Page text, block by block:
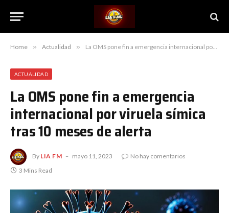
Home » Actualidad » La OMS pone fin a emergencia internacional por viruela símica tras 10 meses de alerta
ACTUALIDAD
La OMS pone fin a emergencia
internacional por viruela símica
tras 10 meses de alerta
By LIA FM mayo 11, 2023
No hay comentarios
3 Mins Read